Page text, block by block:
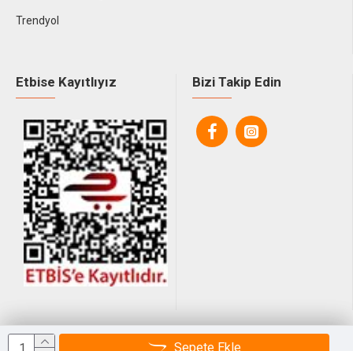
Sepete Ekle
Trendyol
Etbise Kayıtlıyız Bizi Takip Edin
© 2025, Tüm Hakları Saklıdır.